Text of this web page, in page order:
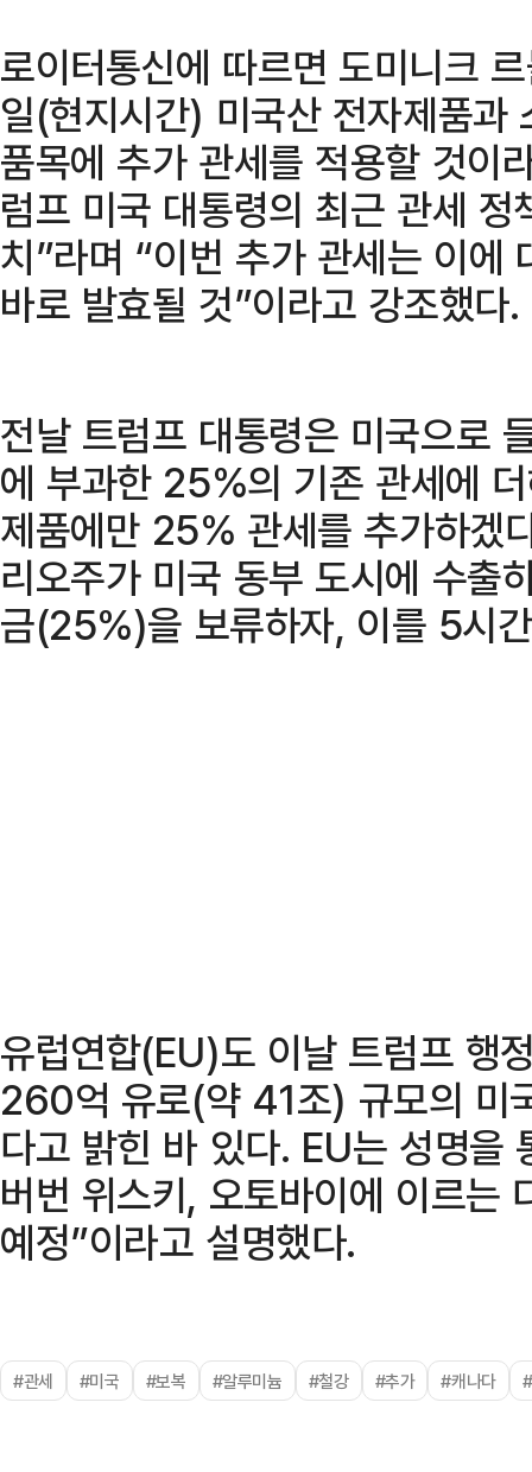
로이터통신에 따르면 도미니크
일(현지시간) 미국산 전자제품과
품목에 추가 관세를 적용할 것이
럼프 미국 대통령의 최근 관세
치”라며 “이번 추가 관세는 이에
바로 발효될 것”이라고 강조했다.
전날 트럼프 대통령은 미국으로
에 부과한 25%의 기존 관세에
제품에만 25% 관세를 추가하겠
리오주가 미국 동부 도시에 수출
금(25%)을 보류하자, 이를 5시
유럽연합(EU)도 이날 트럼프 행
260억 유로(약 41조) 규모의 미
다고 밝힌 바 있다. EU는 성명을
버번 위스키, 오토바이에 이르는
예정”이라고 설명했다.
#관세 #미국 #보복 #알루미늄 #철강 #추가 #캐나다